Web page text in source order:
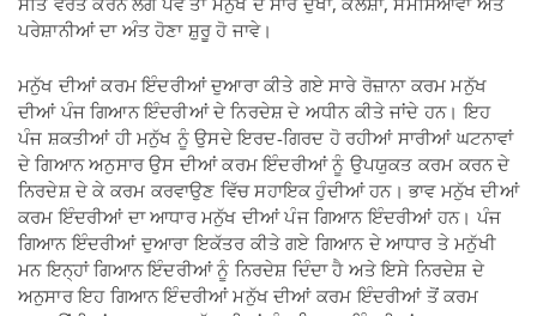
ਪਰੇਸ਼ਾਨੀਆਂ ਦਾ ਅੰਤ ਹੋਣਾ ਸ਼ੁਰੂ ਹੋ ਜਾਵੇ।
ਮਨੁੱਖ ਦੀਆਂ ਕਰਮ ਇੰਦਰੀਆਂ ਦੁਆਰਾ ਕੀਤੇ ਗਏ ਸਾਰੇ ਰੋਜ਼ਾਨਾ ਕਰਮ ਮਨੁੱਖ
ਦੀਆਂ ਪੰਜ ਗਿਆਨ ਇੰਦਰੀਆਂ ਦੇ ਨਿਰਦੇਸ਼ ਦੇ ਅਧੀਨ ਕੀਤੇ ਜਾਂਦੇ ਹਨ। ਇਹ
ਪੰਜ ਸ਼ਕਤੀਆਂ ਹੀ ਮਨੁੱਖ ਨੂੰ ਉਸਦੇ ਇਰਦ-ਗਿਰਦ ਹੋ ਰਹੀਆਂ ਸਾਰੀਆਂ ਘਟਨਾਵਾਂ
ਦੇ ਗਿਆਨ ਅਨੁਸਾਰ ਉਸ ਦੀਆਂ ਕਰਮ ਇੰਦਰੀਆਂ ਨੂੰ ਉਪਯੁਕਤ ਕਰਮ ਕਰਨ ਦੇ
ਨਿਰਦੇਸ਼ ਦੇ ਕੇ ਕਰਮ ਕਰਵਾਉਣ ਵਿੱਚ ਸਹਾਇਕ ਹੁੰਦੀਆਂ ਹਨ। ਭਾਵ ਮਨੁੱਖ ਦੀਆਂ
ਕਰਮ ਇੰਦਰੀਆਂ ਦਾ ਆਧਾਰ ਮਨੁੱਖ ਦੀਆਂ ਪੰਜ ਗਿਆਨ ਇੰਦਰੀਆਂ ਹਨ। ਪੰਜ
ਗਿਆਨ ਇੰਦਰੀਆਂ ਦੁਆਰਾ ਇਕੱਤਰ ਕੀਤੇ ਗਏ ਗਿਆਨ ਦੇ ਆਧਾਰ ਤੇ ਮਨੁੱਖੀ
ਮਨ ਇਨ੍ਹਾਂ ਗਿਆਨ ਇੰਦਰੀਆਂ ਨੂੰ ਨਿਰਦੇਸ਼ ਦਿੰਦਾ ਹੈ ਅਤੇ ਇਸੇ ਨਿਰਦੇਸ਼ ਦੇ
ਅਨੁਸਾਰ ਇਹ ਗਿਆਨ ਇੰਦਰੀਆਂ ਮਨੁੱਖ ਦੀਆਂ ਕਰਮ ਇੰਦਰੀਆਂ ਤੋਂ ਕਰਮ